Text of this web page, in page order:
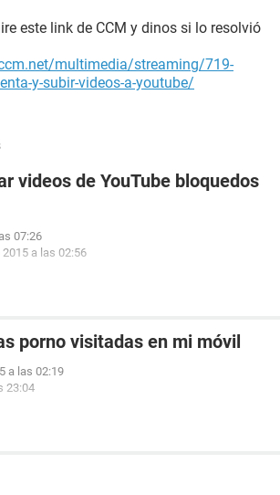
este link de CCM y dinos si lo resolvió
multimedia/streaming/719-
y-subir-videos-a-youtube/
videos de YouTube bloquedos
07:26
2015 a las 02:56
porno visitadas en mi móvil
a las 02:19
23:04